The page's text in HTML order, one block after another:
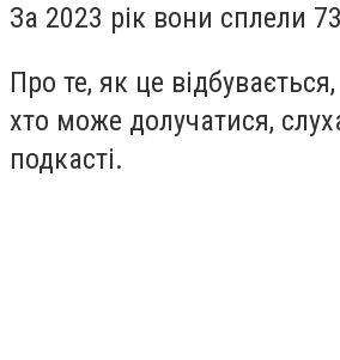
За 2023 рік вони сплели
Про те, як це
хто може долучатися,
подкасті.